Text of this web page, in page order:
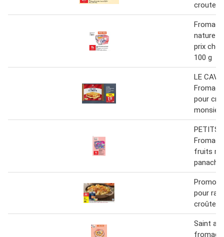
croute
nature
prix
100 g
LE
pour
PETITS
fruits
Promo -
pour
croûte
Saint